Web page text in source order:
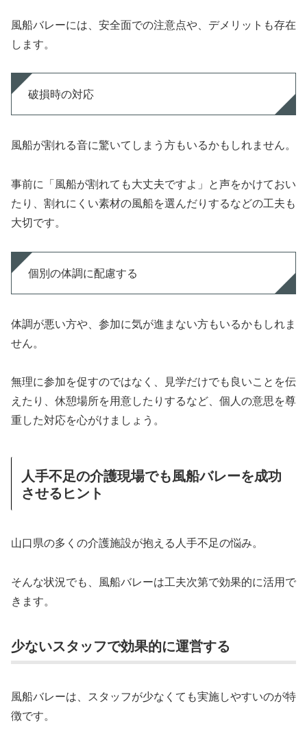
風船バレーには、安全面での注意点や、デメリットも存在
します。
破損時の対応
風船が割れる音に驚いてしまう方もいるかもしれません。
事前に「風船が割れても大丈夫ですよ」と声をかけておい
たり、割れにくい素材の風船を選んだりするなどの工夫も
大切です。
個別の体調に配慮する
体調が悪い方や、参加に気が進まない方もいるかもしれま
せん。
無理に参加を促すのではなく、見学だけでも良いことを伝
えたり、休憩場所を用意したりするなど、個人の意思を尊
重した対応を心がけましょう。
人手不足の介護現場でも風船バレーを成功
させるヒント
山口県の多くの介護施設が抱える人手不足の悩み。
そんな状況でも、風船バレーは工夫次第で効果的に活用で
きます。
少ないスタッフで効果的に運営する
風船バレーは、スタッフが少なくても実施しやすいのが特
徴です。